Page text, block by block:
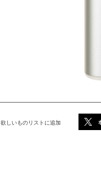
欲しいものリストに追加